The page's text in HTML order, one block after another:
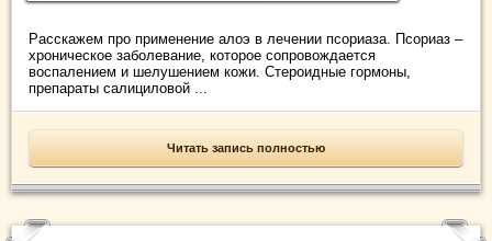
Расскажем про применение алоэ в лечении псориаза. Псориаз –
хроническое заболевание, которое сопровождается
воспалением и шелушением кожи. Стероидные гормоны,
препараты салициловой ...
Читать запись полностью